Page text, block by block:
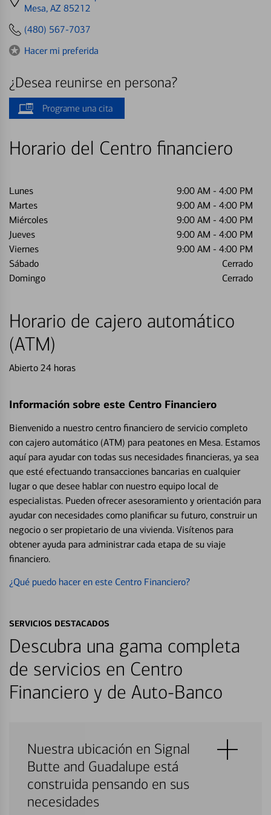
directions
Mesa, AZ 85212
(480) 567-7037
Hacer mi preferida
¿Desea reunirse en persona?
Programe una cita
Horario del Centro financiero
Lunes 9:00 AM - 4:00 PM
Martes
9:00 AM - 4:00 PM
Miércoles
9:00 AM - 4:00 PM
Jueves
9:00 AM - 4:00 PM
Viernes
9:00 AM - 4:00 PM
Sábado
Cerrado
Domingo
Cerrado
Horario de cajero automático
(ATM)
Abierto 24 horas
Información sobre este Centro Financiero
Bienvenido a nuestro centro financiero de servicio completo
con cajero automático (ATM) para peatones en Mesa. Estamos
aquí para ayudar con todas sus necesidades financieras, ya sea
que esté efectuando transacciones bancarias en cualquier
lugar o que desee hablar con nuestro equipo local de
especialistas. Pueden ofrecer asesoramiento y orientación para
ayudar con necesidades como planificar su futuro, construir un
negocio o ser propietario de una vivienda. Visítenos para
obtener ayuda para administrar cada etapa de su viaje
financiero.
¿Qué puedo hacer en este Centro Financiero?
SERVICIOS DESTACADOS
Descubra una gama completa
de servicios en Centro
Financiero y de Auto-Banco
Nuestra ubicación en Signal
Butte and Guadalupe está
construida pensando en sus
necesidades